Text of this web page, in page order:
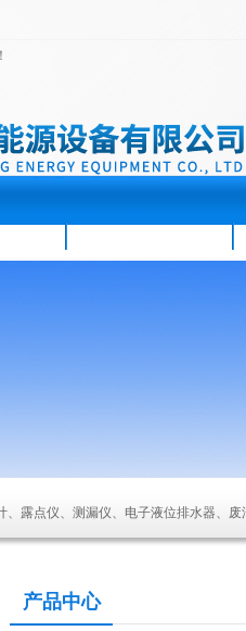
、露点仪、测漏仪、电子液位排水器、
产品中心